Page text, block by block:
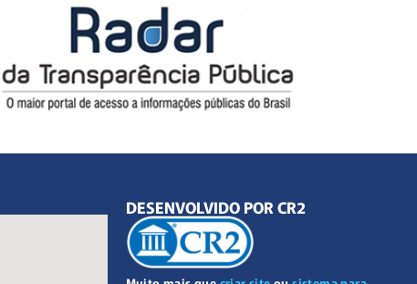
DESENVOLVIDO POR CR2